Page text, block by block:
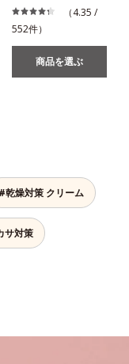
（4.35 /
552件）
商品を選ぶ
#乾燥対策 クリーム
サ対策